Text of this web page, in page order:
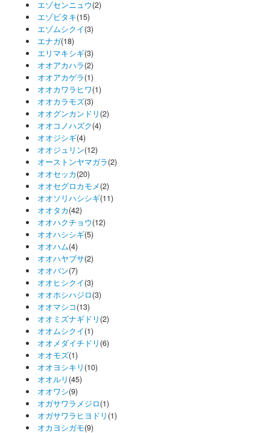
エゾセンニュウ(2)
エゾビタキ(15)
エゾムシクイ(3)
エナガ(18)
エリマキシギ(3)
オオアカハラ(2)
オオアカゲラ(1)
オオカワラヒワ(1)
オオカラモズ(3)
オオグンカンドリ (2)
オオコノハズク(4)
オオジシギ(4)
オオジュリン(12)
オーストンヤマガラ(2)
オオセッカ(20)
オオセグロカモメ(2)
オオソリハシシギ(11)
オオタカ(42)
オオハクチョウ(12)
オオハシシギ(5)
オオハム(4)
オオハヤブサ(2)
オオバン(7)
オオヒシクイ(3)
オオホシハジロ(3)
オオマシコ(13)
オオミズナギドリ (2)
オオムシクイ(1)
オオメダイチドリ (6)
オオモズ(1)
オオヨシキリ (10)
オオルリ (45)
オオワシ(9)
オガサワラメジロ(1)
オガサワラヒヨドリ (1)
オカヨシガモ(9)